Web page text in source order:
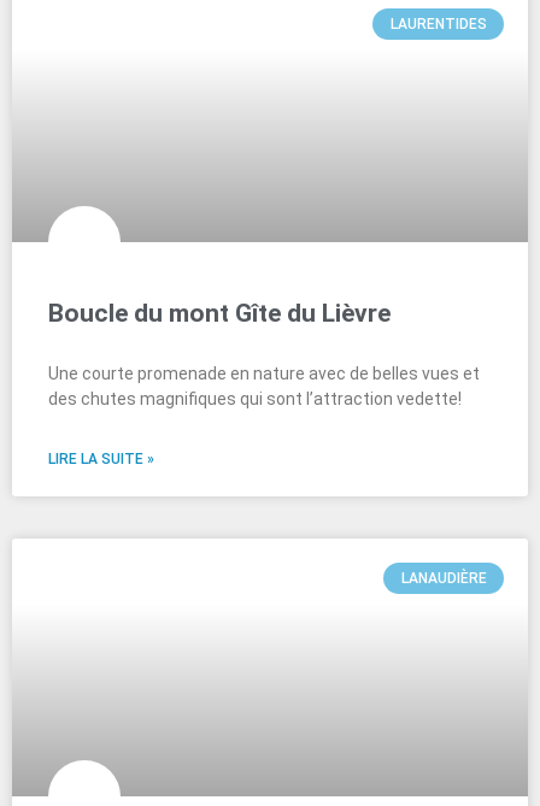
LAURENTIDES
Boucle du mont Gîte du Lièvre
Une courte promenade en nature avec de belles vues et
des chutes magnifiques qui sont l’attraction vedette!
LIRE LA SUITE »
LANAUDIÈRE